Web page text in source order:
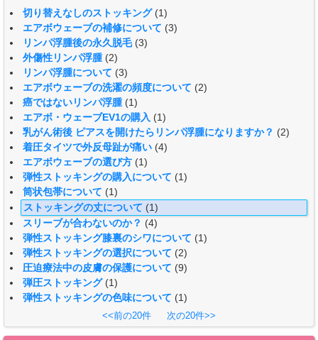
切り替えなしのストッキング (1)
エアボウェーブの補修について (3)
リンパ浮腫後の永久脱毛 (3)
外傷性リンパ浮腫 (2)
リンパ浮腫について (3)
エアボウェーブの洗濯の頻度について (2)
癌ではないリンパ浮腫 (1)
エアボ・ウェーブEV1の購入 (1)
乳がん術後 ピアスを開けたらリンパ浮腫になりますか？ (2)
着圧タイツで外反母趾が痛い (4)
エアボウェーブの選び方 (1)
弾性ストッキングの購入について (1)
筒状包帯について (1)
ストッキングの丈について (1)
スリーブが合わないのか？ (4)
弾性ストッキング膝裏のシワについて (1)
弾性ストッキングの選択について (2)
圧迫療法中の皮膚の保護について (9)
弾圧ストッキング (1)
弾性ストッキングの色味について (1)
<<前の20件
次の20件>>